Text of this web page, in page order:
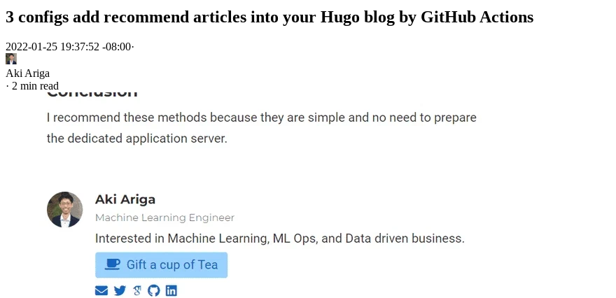
日本のサービス解約RTA～カナダ編～
カナダのいいとこ悪いとこ
kawasaki.rb 9年の歴史を振り返って
年度途中に海外移住した年の給与・退職所得の扱い
3ファイル追加してGitHub ActionsでHugoにレコメンド記事を表示する
prelimsを使ってHugoの記事にレコメンドを追加する
2021年を振り返って
オライリーから「仕事ではじめる機械学習 第2版」を出版しました
2020年を振り返って
メッシュWiFiが安定しないので有線LANを張り巡らせたんだが
機械学習工学研究会の「機械学習基盤 本番適用と運用の事例・知見共有会」を開催しました
Google Colaboratory上でVS Code(code-server)を動かす
機械学習工学研究会（MLSE）の夏合宿 2020で本番適用のためのインフラと運用に関する討論会を開催しました
Google MeetとYouTube Liveでオンラインミートアップの配信をした
Docker Sphinx Recommonmark
Notebooks
tdworkflow
Invited talk: データサイエンティストからみた統合されたデータ分析基盤の恩恵
仕事ではじめる機械学習
Train, predict, and serve: How to put your machine learning model into production
3 configs add recommend articles into your Hugo blog by GitHub Actions
2022-01-25 19:37:52 -08:00·
Aki Ariga
· 2 min read